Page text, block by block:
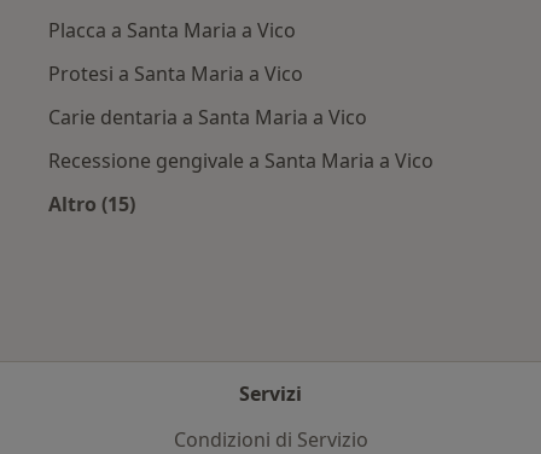
Placca a Santa Maria a Vico
Protesi a Santa Maria a Vico
Carie dentaria a Santa Maria a Vico
Recessione gengivale a Santa Maria a Vico
Altro (15)
Servizi
Condizioni di Servizio